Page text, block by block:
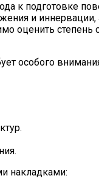
к подготовке
и иннервации,
степень
особого
накладками: